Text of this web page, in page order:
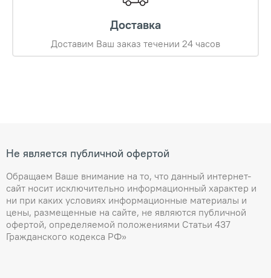
Доставка
Доставим Ваш заказ течении 24 часов
Не является публичной офертой
Обращаем Ваше внимание на то, что данный интернет-
сайт носит исключительно информационный характер и
ни при каких условиях информационные материалы и
цены, размещенные на сайте, не являются публичной
офертой, определяемой положениями Статьи 437
Гражданского кодекса РФ»